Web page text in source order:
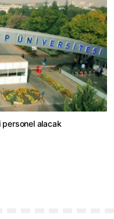
personel alacak